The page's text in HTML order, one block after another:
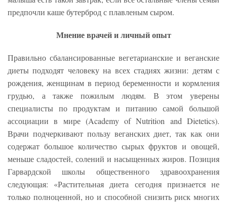
предпочли каше бутерброд с плавленым сыром.
Мнение врачей и личный опыт
Правильно сбалансированные вегетарианские и веганские
диеты подходят человеку на всех стадиях жизни: детям с
рождения, женщинам в период беременности и кормления
грудью, а также пожилым людям. В этом уверены
специалисты по продуктам и питанию самой большой
ассоциации в мире (Academy of Nutrition and Dietetics).
Врачи подчеркивают пользу веганских диет, так как они
содержат большое количество сырых фруктов и овощей,
меньше сладостей, солений и насыщенных жиров. Позиция
Гарвардской школы общественного здравоохранения
следующая: «Растительная диета сегодня признается не
только полноценной, но и способной снизить риск многих